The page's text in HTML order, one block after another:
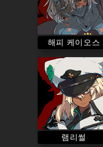
해피 케이오스
램리썰